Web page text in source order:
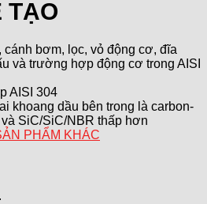
TẠO
cánh bơm, lọc, vỏ động cơ, đĩa
và trường hợp động cơ trong AISI
AISI 304
khoang dầu bên trong là carbon-
SiC/SiC/NBR thấp hơn
PHẨM KHÁC